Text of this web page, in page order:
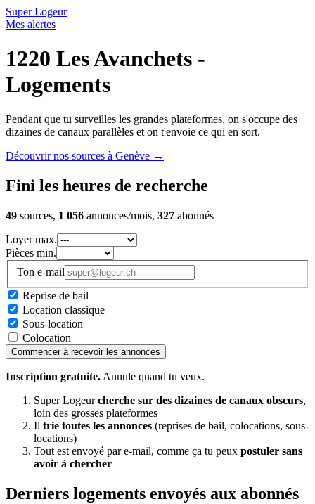
Super Logeur
Mes alertes
1220 Les Avanchets -
Logements
Pendant que tu surveilles les grandes plateformes, on s'occupe des
dizaines de canaux parallèles et on t'envoie ce qui en sort.
Découvrir nos sources à Genève →
Fini les heures de recherche
49 sources, 1 056 annonces/mois, 327 abonnés
Loyer max.
Pièces min.
Ton e-mail
Reprise de bail
Location classique
Sous-location
Colocation
Commencer à recevoir les annonces
Inscription gratuite. Annule quand tu veux.
Super Logeurcherche sur des dizaines de canaux obscurs,
loin des grosses plateformes
Il trie toutes les annonces (reprises de bail, colocations, sous-
locations)
Tout est envoyé par e-mail, comme ça tu peux postuler sans
avoir à chercher
Derniers logements envoyés aux abonnés